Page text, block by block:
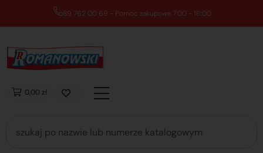
89 762 00 69 - Pomoc zakupowa 7:00 - 16:00
0,00 zł